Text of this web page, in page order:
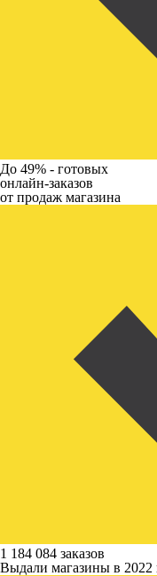
До 49% - готовых
онлайн-заказов
от продаж магазина
1 184 084 заказов
Выдали магазины в 2022